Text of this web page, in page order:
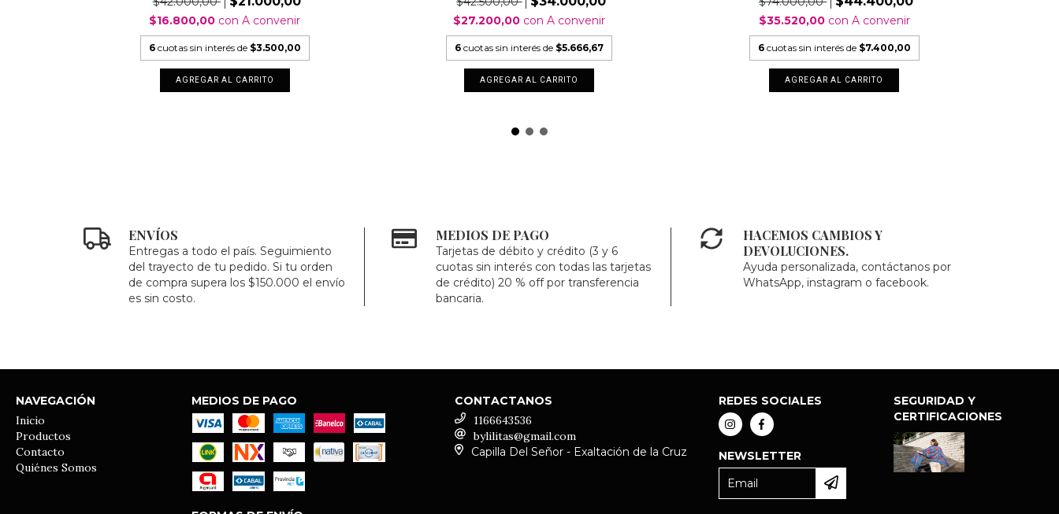
$16.800,00 con A convenir
6 cuotas sin interés de $3.500,00
AGREGAR AL CARRITO
$27.200,00 con A convenir
6 cuotas sin interés de $5.666,67
AGREGAR AL CARRITO
$35.520,00 con A convenir
6 cuotas sin interés de $7.400,00
AGREGAR AL CARRITO
ENVÍOS
Entregas a todo el país. Seguimiento
del trayecto de tu pedido. Si tu orden
de compra supera los $150.000 el envío
es sin costo.
MEDIOS DE PAGO
Tarjetas de débito y crédito (3 y 6
cuotas sin interés con todas las tarjetas
de crédito) 20 % off por transferencia
bancaria.
HACEMOS CAMBIOS Y
DEVOLUCIONES.
Ayuda personalizada, contáctanos por
WhatsApp, instagram o facebook.
NAVEGACIÓN
Inicio
Productos
Contacto
Quiénes Somos
MEDIOS DE PAGO
CONTACTANOS
1166643536
bylilitas@gmail.com
Capilla Del Señor - Exaltación de la Cruz
REDES SOCIALES
NEWSLETTER
SEGURIDAD Y
CERTIFICACIONES